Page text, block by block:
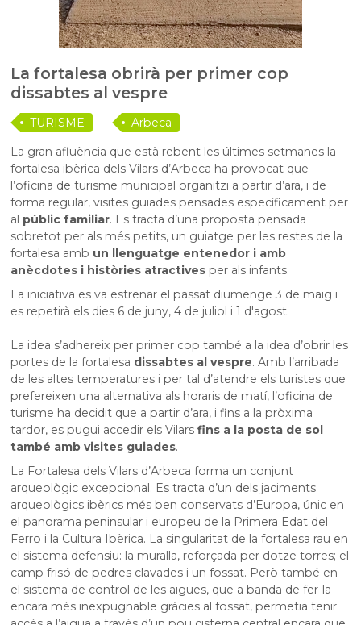
La fortalesa obrirà per primer cop
dissabtes al vespre
TURISME
Arbeca
La gran afluència que està rebent les últimes setmanes la
fortalesa ibèrica dels Vilars d’Arbeca ha provocat que
l’oficina de turisme municipal organitzi a partir d’ara, i de
forma regular, visites guiades pensades específicament per
al públic familiar. Es tracta d’una proposta pensada
sobretot per als més petits, un guiatge per les restes de la
fortalesa amb un llenguatge entenedor i amb
anècdotes i històries atractives per als infants.
La iniciativa es va estrenar el passat diumenge 3 de maig i
es repetirà els dies 6 de juny, 4 de juliol i 1 d'agost.
La idea s’adhereix per primer cop també a la idea d’obrir les
portes de la fortalesa dissabtes al vespre. Amb l’arribada
de les altes temperatures i per tal d’atendre els turistes que
prefereixen una alternativa als horaris de matí, l’oficina de
turisme ha decidit que a partir d’ara, i fins a la pròxima
tardor, es pugui accedir els Vilarsfins a la posta de sol
també amb visites guiades.
La Fortalesa dels Vilars d’Arbeca forma un conjunt
arqueològic excepcional. Es tracta d’un dels jaciments
arqueològics ibèrics més ben conservats d’Europa, únic en
el panorama peninsular i europeu de la Primera Edat del
Ferro i la Cultura Ibèrica. La singularitat de la fortalesa rau en
el sistema defensiu: la muralla, reforçada per dotze torres; el
camp frisó de pedres clavades i un fossat. Però també en
el sistema de control de les aigües, que a banda de fer-la
encara més inexpugnable gràcies al fossat, permetia tenir